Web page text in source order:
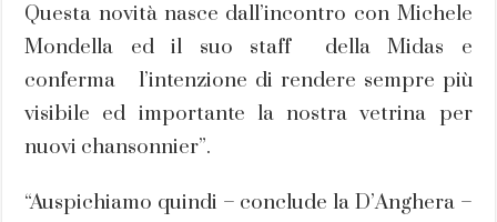
Questa novità nasce dall’incontro con Michele
Mondella ed il suo staff della Midas e
conferma l’intenzione di rendere sempre più
visibile ed importante la nostra vetrina per
nuovi chansonnier”.
“Auspichiamo quindi – conclude la D’Anghera –